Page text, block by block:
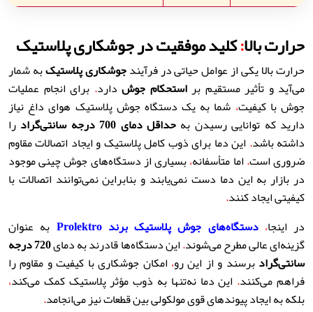
حرارت بالا:کلید موفقیت در جوشکاری پلاستیک
حرارت بالا یکی از عوامل حیاتی در فرآیندجوشکاری پلاستیکبه شمار
می‌آید و تأثیر مستقیم براستحکام جوش دارد. برای انجام عملیات
جوش با کیفیت، شما به یک دستگاه جوش پلاستیک هوای داغ نیاز
دارید که توانایی رسیدن به حداقل دمای 700 درجه سانتی‌گراد
را
داشته باشد. این دما برای ذوب کامل پلاستیک و ایجاد اتصالات مقاوم
ضروری است.اما متأسفانه،بسیاری از دستگاه‌های جوش چینی موجود
در بازار به این دما دست نمی‌یابند و بنابراین نمی‌توانند اتصالات با
کیفیتی ایجاد کنند.
در اینجا، دستگاه‌های جوش پلاستیک برند Prolektro
به عنوان
گزینه‌ای عالی مطرح می‌شوند.این دستگاه‌ها قادرند به دمای720درجه
سانتی‌گرادبرسند و از این رو، امکان جوشکاری با کیفیت و مقاوم را
فراهم می‌کنند. این دما نه‌تنها به ذوب مؤثر پلاستیک کمک می‌کند،
بلکه به ایجاد پیوندهای قوی مولکولی بین قطعات نیز می‌انجامد.